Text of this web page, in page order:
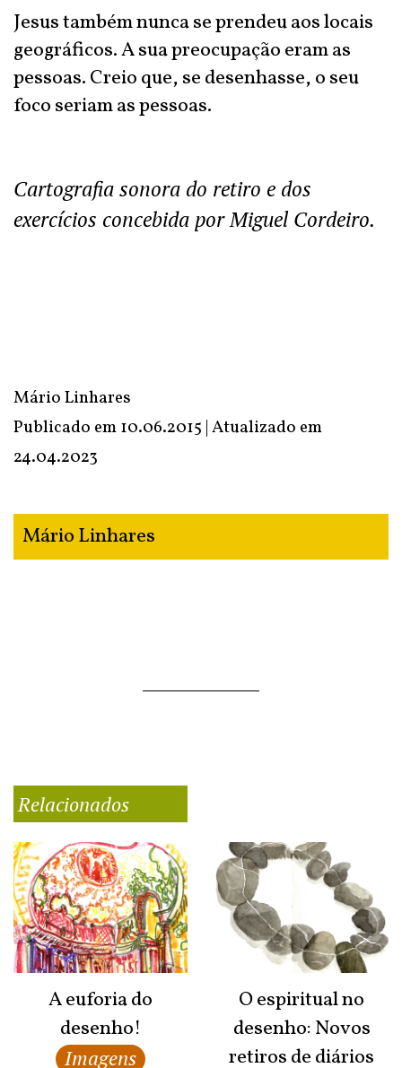
Jesus também nunca se prendeu aos locais
geográficos. A sua preocupação eram as
pessoas. Creio que, se desenhasse, o seu
foco seriam as pessoas.
Cartografia sonora do retiro e dos
exercícios concebida por Miguel Cordeiro.
Mário Linhares
Publicado em 10.06.2015 | Atualizado em
24.04.2023
Mário Linhares
Relacionados
A euforia do
desenho!
Imagens
O espiritual no
desenho: Novos
retiros de diários